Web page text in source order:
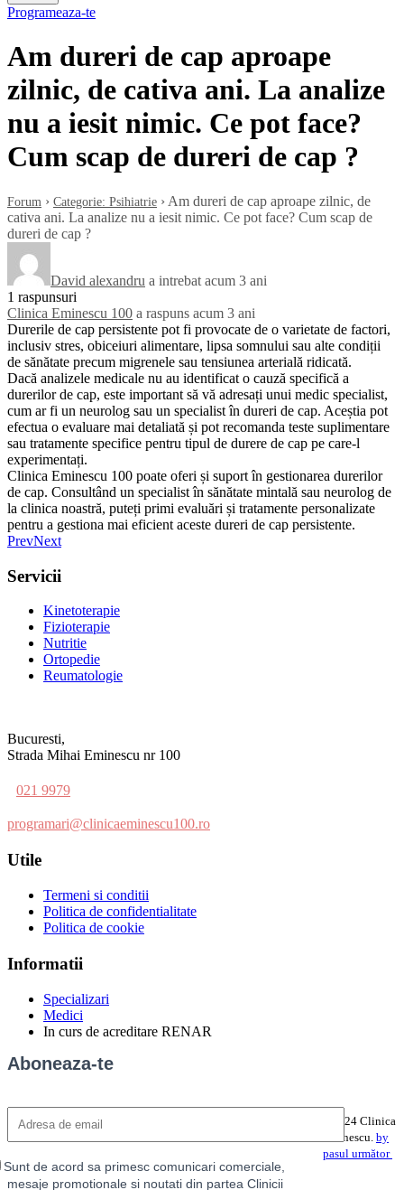
Programeaza-te
Am dureri de cap aproape
zilnic, de cativa ani. La analize
nu a iesit nimic. Ce pot face?
Cum scap de dureri de cap ?
Forum › Categorie: Psihiatrie › Am dureri de cap aproape zilnic, de
cativa ani. La analize nu a iesit nimic. Ce pot face? Cum scap de
dureri de cap ?
David alexandru a intrebat acum 3 ani
1 raspunsuri
Clinica Eminescu 100 a raspuns acum 3 ani
Durerile de cap persistente pot fi provocate de o varietate de factori,
inclusiv stres, obiceiuri alimentare, lipsa somnului sau alte condiții
de sănătate precum migrenele sau tensiunea arterială ridicată.
Dacă analizele medicale nu au identificat o cauză specifică a
durerilor de cap, este important să vă adresați unui medic specialist,
cum ar fi un neurolog sau un specialist în dureri de cap. Aceștia pot
efectua o evaluare mai detaliată și pot recomanda teste suplimentare
sau tratamente specifice pentru tipul de durere de cap pe care-l
experimentați.
Clinica Eminescu 100 poate oferi și suport în gestionarea durerilor
de cap. Consultând un specialist în sănătate mintală sau neurolog de
la clinica noastră, puteți primi evaluări și tratamente personalizate
pentru a gestiona mai eficient aceste dureri de cap persistente.
PrevNext
Servicii
Kinetoterapie
Fizioterapie
Nutritie
Ortopedie
Reumatologie
Bucuresti,
Strada Mihai Eminescu nr 100
021 9979
programari@clinicaeminescu100.ro
Utile
Termeni si conditii
Politica de confidentialitate
Politica de cookie
Informatii
Specializari
Medici
In curs de acreditare RENAR
Aboneaza-te
Sunt de acord sa primesc comunicari comerciale,
mesaje promotionale si noutati din partea Clinicii
©2024 Clinica
Eminescu. by
pasul următor